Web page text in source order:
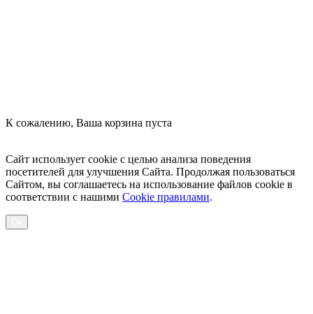
К сожалению, Ваша корзина пуста
Сайт использует cookie с целью анализа поведения
посетителей для улучшения Сайта. Продолжая пользоваться
Сайтом, вы соглашаетесь на использование файлов cookie в
соответствии с нашими Cookiе правилами.